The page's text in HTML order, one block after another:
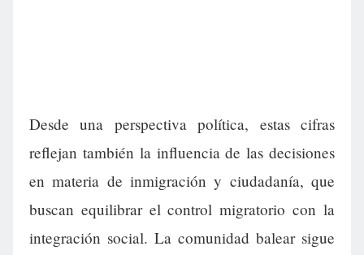
Desde una perspectiva política, estas cifras
reflejan también la influencia de las decisiones
en materia de inmigración y ciudadanía, que
buscan equilibrar el control migratorio con la
integración social. La comunidad balear sigue